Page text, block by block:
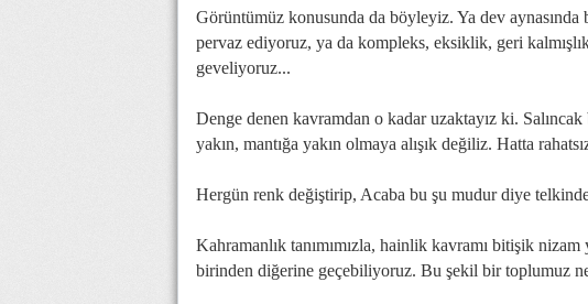
Görüntümüz konusunda da böyleyiz. Ya dev aynasında
pervaz ediyoruz, ya da kompleks, eksiklik, geri
geveliyoruz...
Denge denen kavramdan o kadar uzaktayız ki.
yakın, mantığa yakın olmaya alışık değiliz. Hatta
Hergün renk değiştirip, Acaba bu şu mudur diye
Kahramanlık tanımımızla, hainlik kavramı bitişik
birinden diğerine geçebiliyoruz. Bu şekil bir toplumuz